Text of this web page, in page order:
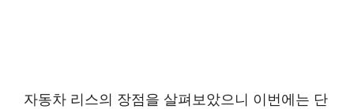
자동차 리스의 장점을 살펴보았으니 이번에는 단